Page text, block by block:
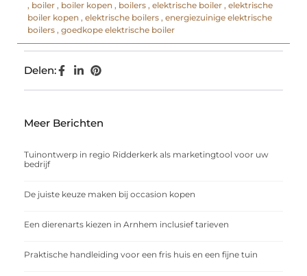
, boiler , boiler kopen , boilers , elektrische boiler , elektrische
boiler kopen , elektrische boilers , energiezuinige elektrische
boilers , goedkope elektrische boiler
Delen:
Meer Berichten
Tuinontwerp in regio Ridderkerk als marketingtool voor uw
bedrijf
De juiste keuze maken bij occasion kopen
Een dierenarts kiezen in Arnhem inclusief tarieven
Praktische handleiding voor een fris huis en een fijne tuin